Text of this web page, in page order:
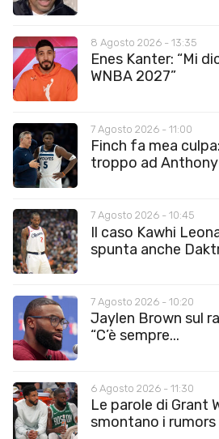
8 Agosto 2026 - 13:35
Enes Kanter: “Mi
WNBA 2027”
7 Agosto 2026 - 11:00
Finch fa mea
troppo ad Anthony
7 Agosto 2026 - 10:45
Il caso Kawhi
spunta anche
7 Agosto 2026 - 10:20
Jaylen Brown sul
“C’è sempre...
6 Agosto 2026 - 11:30
Le parole di Grant
smontano i rumors